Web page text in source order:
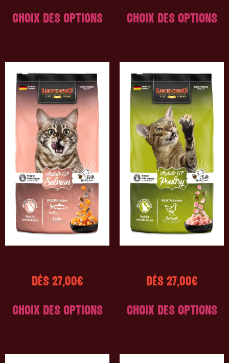
CHOIX DES OPTIONS CHOIX DES OPTIONS
DÈS 27,00€
CHOIX DES OPTIONS
DÈS 27,00€
CHOIX DES OPTIONS